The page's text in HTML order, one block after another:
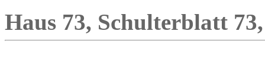
Haus 73, Schulterblatt